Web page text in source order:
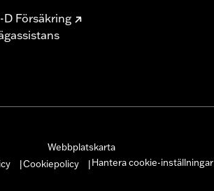
D Försäkring
Webbplatskarta
Cookiepolicy Hantera cookie-inställningar